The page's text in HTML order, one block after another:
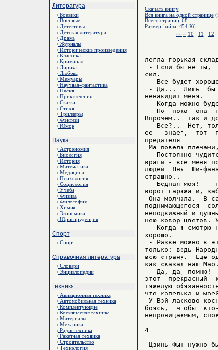
Литература
Боевики
Военные
Детективы
Детская литература
Драма
Журналы
Исторические произведения
Классика
Криминал
Лирика
Любовь
Мемуары
Научная-фантастика
Песни
Приключения
Сказки
Стихи
Триллеры
Фэнтези
Юмор
Наука
Астрономия
Биология
История
Математика
Медицина
Психология
Социология
Учеба
Физика
Философия
Химия
Экономика
Юриспруденция
Спорт
Спорт
Справочная литература
Словари
Энциклопедии
Техника
Авиационная техника
Автомобильная техника
Комплектующие
Космическая техника
Материалы
Механика
Радиотехника
Ракетная техника
Строительство
Технология
Скачать книгу
Вся книга на одной странице
Всего страниц: 68
Размер файла: 454 Кб
«« « 10 11 12
легла горькая
- Если бы не ты,
сил.
- Все будет
- Да...  Лишь  бы
ненавидит меня.
- Когда можно
- Но  пока  она
Впрочем... так и
- Все?..  Нет,
ее   знает,  тот
предателя.
Ма повела
- Постоянно
враги - все меня
людей  Янь  Ши-
страшно...
- Бедная моя!  -
ворот гаража и,
Она молчала.  В
поднимающегося
неподвижный и
нею ковер цветов.
- Когда я смотрю
хорошо.
- Разве можно в
только: ведь
всю страну.  Еще
как сказал наш
- Да, да, помню! -
этот  прекрасный
тяжелую
что капелька и
У Вэй ласково
боясь,  чтобы
непроницаемым,
4
Цзинь Фын нужно